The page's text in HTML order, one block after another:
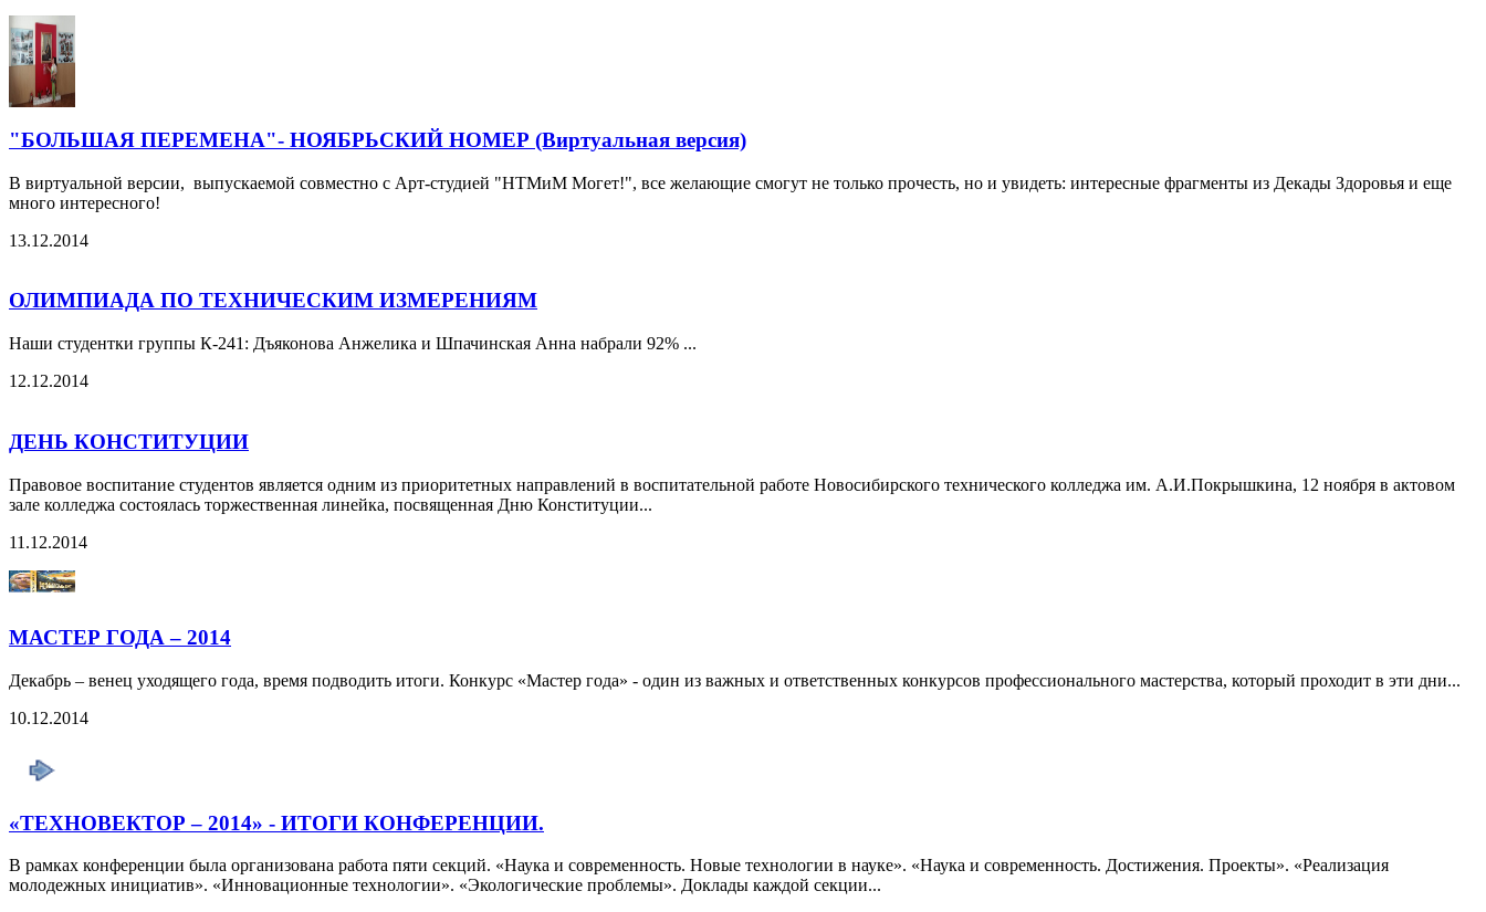
"БОЛЬШАЯ ПЕРЕМЕНА"- НОЯБРЬСКИЙ НОМЕР (Виртуальная версия)
В виртуальной версии, выпускаемой совместно с Арт-студией "НТМиМ Могет!", все желающие смогут не только прочесть, но и увидеть: интересные фрагменты из Декады Здоровья и еще
много интересного!
13.12.2014
ОЛИМПИАДА ПО ТЕХНИЧЕСКИМ ИЗМЕРЕНИЯМ
Наши студентки группы К-241: Дъяконова Анжелика и Шпачинская Анна набрали 92% ...
12.12.2014
ДЕНЬ КОНСТИТУЦИИ
Правовое воспитание студентов является одним из приоритетных направлений в воспитательной работе Новосибирского технического колледжа им. А.И.Покрышкина, 12 ноября в актовом
зале колледжа состоялась торжественная линейка, посвященная Дню Конституции...
11.12.2014
МАСТЕР ГОДА – 2014
Декабрь – венец уходящего года, время подводить итоги. Конкурс «Мастер года» - один из важных и ответственных конкурсов профессионального мастерства, который проходит в эти дни...
10.12.2014
«ТЕХНОВЕКТОР – 2014» - ИТОГИ КОНФЕРЕНЦИИ.
В рамках конференции была организована работа пяти секций. «Наука и современность. Новые технологии в науке». «Наука и современность. Достижения. Проекты». «Реализация
молодежных инициатив». «Инновационные технологии». «Экологические проблемы». Доклады каждой секции...